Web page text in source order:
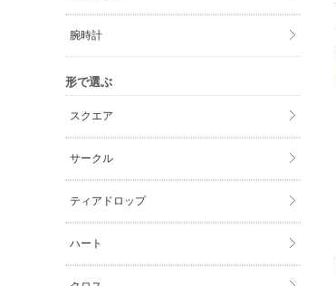
腕時計
形で選ぶ
スクエア
サークル
ティアドロップ
ハート